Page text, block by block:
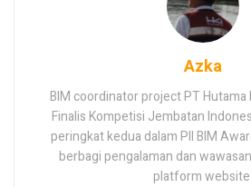
Azka
BIM coordinator project PT
Finalis Kompetisi Jembatan
peringkat kedua dalam PII BIM
berbagi pengalaman dan
platform website.